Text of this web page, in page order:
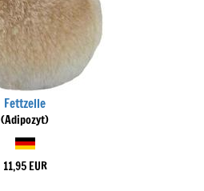
Fettzelle
(Adipozyt)
11,95 EUR